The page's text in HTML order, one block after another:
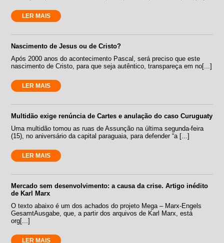
LER MAIS
Nascimento de Jesus ou de Cristo?
Após 2000 anos do acontecimento Pascal, será preciso que este
nascimento de Cristo, para que seja autêntico, transpareça em no[...]
LER MAIS
Multidão exige renúncia de Cartes e anulação do caso Curuguaty
Uma multidão tomou as ruas de Assunção na última segunda-feira
(15), no aniversário da capital paraguaia, para defender “a [...]
LER MAIS
Mercado sem desenvolvimento: a causa da crise. Artigo inédito
de Karl Marx
O texto abaixo é um dos achados do projeto Mega – Marx-Engels
GesamtAusgabe, que, a partir dos arquivos de Karl Marx, está
org[...]
LER MAIS